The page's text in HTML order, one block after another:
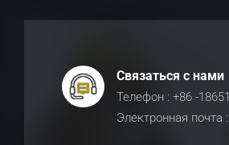
Связаться с нами
Телефон : +86 -
Электронная почта